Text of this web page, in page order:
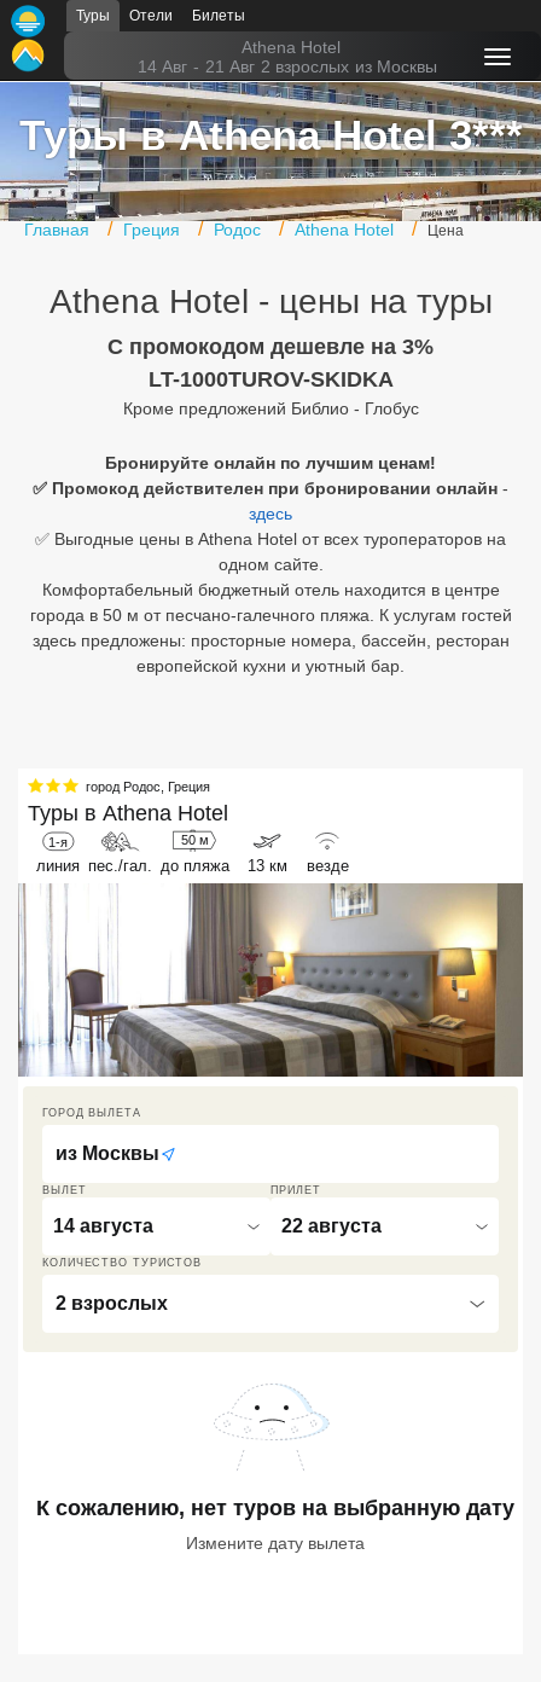
Туры Отели Билеты
Athena Hotel
14 Авг - 21 Авг 2 взрослых из Москвы
Туры в Athena Hotel 3***
Главная Греция Родос Athena Hotel Цена
Athena Hotel - цены на туры
C промокодом дешевле на 3%
LT-1000TUROV-SKIDKA
Кроме предложений Библио - Глобус
Бронируйте онлайн по лучшим ценам!
✅ Промокод действителен при бронировании онлайн -
здесь
✅ Выгодные цены в Athena Hotel от всех туроператоров на
одном сайте.
Комфортабельный бюджетный отель находится в центре
города в 50 м от песчано-галечного пляжа. К услугам гостей
здесь предложены: просторные номера, бассейн, ресторан
европейской кухни и уютный бар.
город Родос Греция
Туры в Athena Hotel
1-я
линия пес./гал.
50 м
до пляжа 13 км везде
ВЫЛЕТ
14 августа
ПРИЛЕТ
22 августа
КОЛИЧЕСТВО ТУРИСТОВ
2 взрослых
ГОРОД ВЫЛЕТА
из Москвы
К сожалению, нет туров на выбранную дату
Измените дату вылета
Главная
Горящие туры
Туры в Турцию
Туры в Египет
Офис г. Москва
Подборки отелей
Таиланд
ОАЭ
Египет
Куба
Вьетнам
Хайнань
Северный Гоа
Южный Гоа
Занзибар
Абхазия
Большой Сочи
Кав Мин Воды
Экскурсионные туры
VIP отели 5 звезд
ТОП 10 лучших отелей 5*